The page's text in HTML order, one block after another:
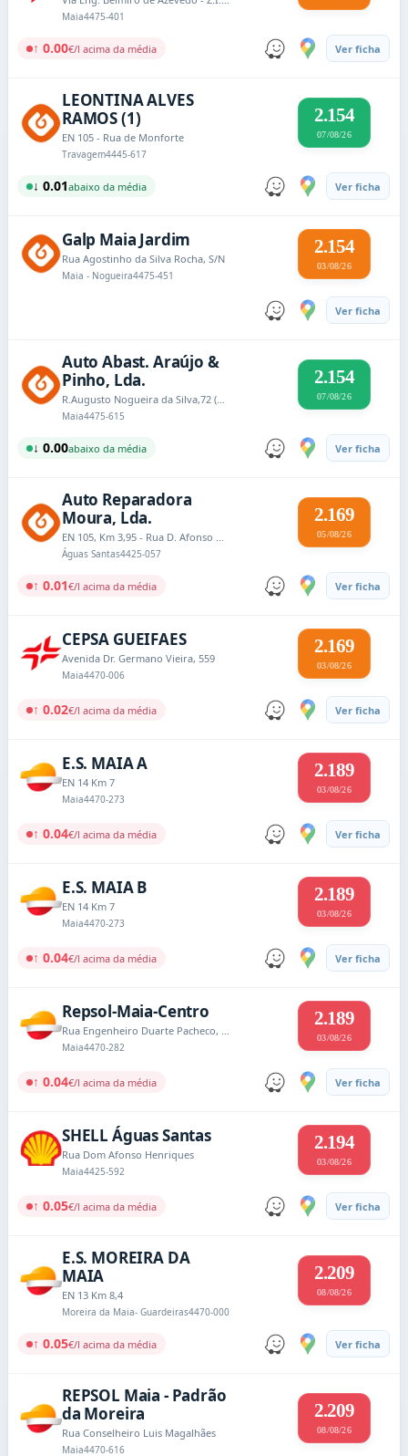
Maia4475-401
↑ 0.00€/l acima da média Ver ficha
LEONTINA ALVES
RAMOS (1)
EN 105 - Rua de Monforte
Travagem4445-617
2.154
07/08/26
↓ 0.01abaixo da média Ver ficha
Galp Maia Jardim
Rua Agostinho da Silva Rocha, S/N
Maia - Nogueira4475-451
2.154
03/08/26
Ver ficha
Auto Abast. Araújo &
Pinho, Lda.
R.Augusto Nogueira da Silva,72 (EN 14, Km 8,870-D)
Maia4475-615
2.154
07/08/26
↓ 0.00abaixo da média Ver ficha
Auto Reparadora
Moura, Lda.
EN 105, Km 3,95 - Rua D. Afonso Henriques nº 3965
Águas Santas4425-057
2.169
05/08/26
↑ 0.01€/l acima da média Ver ficha
CEPSA GUEIFAES
Avenida Dr. Germano Vieira, 559
Maia4470-006
2.169
03/08/26
↑ 0.02€/l acima da média Ver ficha
E.S. MAIA A
EN 14 Km 7
Maia4470-273
2.189
03/08/26
↑ 0.04€/l acima da média Ver ficha
E.S. MAIA B
EN 14 Km 7
Maia4470-273
2.189
03/08/26
↑ 0.04€/l acima da média Ver ficha
Repsol-Maia-Centro
Rua Engenheiro Duarte Pacheco, 661
Maia4470-282
2.189
03/08/26
↑ 0.04€/l acima da média Ver ficha
SHELL Águas Santas
Rua Dom Afonso Henriques
Maia4425-592
2.194
03/08/26
↑ 0.05€/l acima da média Ver ficha
E.S. MOREIRA DA
MAIA
EN 13 Km 8,4
Moreira da Maia- Guardeiras4470-000
2.209
08/08/26
↑ 0.05€/l acima da média Ver ficha
REPSOL Maia - Padrão
da Moreira
Rua Conselheiro Luis Magalhães
Maia4470-616
2.209
08/08/26